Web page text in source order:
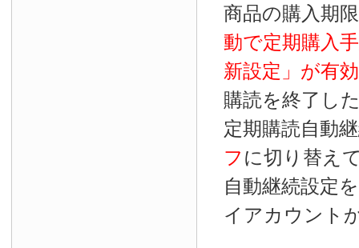
商品の購入期
動で定期購入
新設定」が有効
購読を終了し
定期購読自動
フ に切り替え
自動継続設定
イアカウント